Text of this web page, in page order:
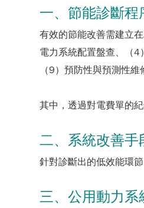
一、節能診斷程
有效的節能改善需建立
電力系統配置盤查、（
（9）預防性與預測性維
其中，透過對電費單的
二、系統改善手
針對診斷出的低效能環
三、公用動力